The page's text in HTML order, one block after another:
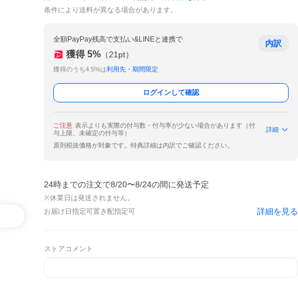
条件により送料が異なる場合があります。
全額PayPay残高で支払い&LINEと連携で
獲得 5% （21 pt）
獲得のうち4.5%は利用先・期間限定
内訳
ログインして確認
ご注意 表示よりも実際の付与数・付与率が少ない場合があります（付
与上限、未確定の付与等）
詳細
原則税抜価格が対象です。特典詳細は内訳でご確認ください。
24時までの注文で8/20〜8/24の間に発送予定
※休業日は発送されません。
お届け日指定可置き配指定可 詳細を見る
ストアコメント